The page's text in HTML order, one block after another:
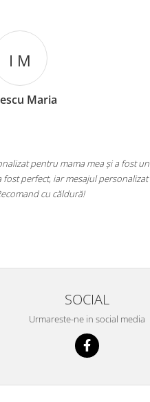
I M
Maria
pentru mama mea și a fost un
perfect, iar mesajul personalizat
cu căldură!
SOCIAL
Urmareste-ne in social media